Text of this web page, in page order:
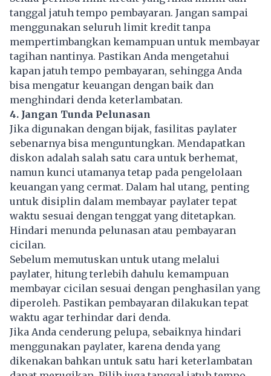
tanggal jatuh tempo pembayaran. Jangan sampai
menggunakan seluruh limit kredit tanpa
mempertimbangkan kemampuan untuk membayar
tagihan nantinya. Pastikan Anda mengetahui
kapan jatuh tempo pembayaran, sehingga Anda
bisa mengatur keuangan dengan baik dan
menghindari denda keterlambatan.
4. Jangan Tunda Pelunasan
Jika digunakan dengan bijak, fasilitas paylater
sebenarnya bisa menguntungkan. Mendapatkan
diskon adalah salah satu cara untuk berhemat,
namun kunci utamanya tetap pada pengelolaan
keuangan yang cermat. Dalam hal utang, penting
untuk disiplin dalam membayar paylater tepat
waktu sesuai dengan tenggat yang ditetapkan.
Hindari menunda pelunasan atau pembayaran
cicilan.
Sebelum memutuskan untuk utang melalui
paylater, hitung terlebih dahulu kemampuan
membayar cicilan sesuai dengan penghasilan yang
diperoleh. Pastikan pembayaran dilakukan tepat
waktu agar terhindar dari denda.
Jika Anda cenderung pelupa, sebaiknya hindari
menggunakan paylater, karena denda yang
dikenakan bahkan untuk satu hari keterlambatan